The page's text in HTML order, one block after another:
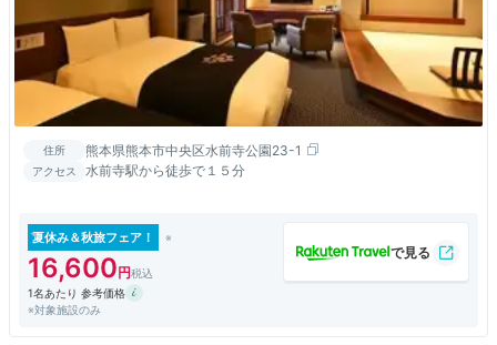
住所 熊本県熊本市中央区水前寺公園23-1
アクセス 水前寺駅から徒歩で１５分
夏休み＆秋旅フェア！
16,600
1名あたり 参考価格
※対象施設のみ